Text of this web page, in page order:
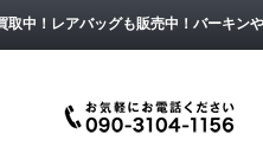
中！レアバッグも販売中！バーキン